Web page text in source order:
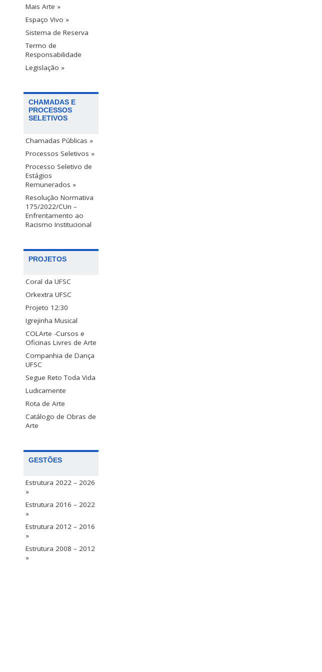
Mais Arte »
Espaço Vivo »
Sistema de Reserva
Termo de
Responsabilidade
Legislação »
CHAMADAS E
PROCESSOS
SELETIVOS
Chamadas Públicas »
Processos Seletivos »
Processo Seletivo de
Estágios
Remunerados »
Resolução Normativa
175/2022/CUn –
Enfrentamento ao
Racismo Institucional
PROJETOS
Coral da UFSC
Orkextra UFSC
Projeto 12:30
Igrejinha Musical
COLArte -Cursos e
Oficinas Livres de Arte
Companhia de Dança
UFSC
Segue Reto Toda Vida
Ludicamente
Rota de Arte
Catálogo de Obras de
Arte
GESTÕES
Estrutura 2022 – 2026
»
Estrutura 2016 – 2022
»
Estrutura 2012 – 2016
»
Estrutura 2008 – 2012
»